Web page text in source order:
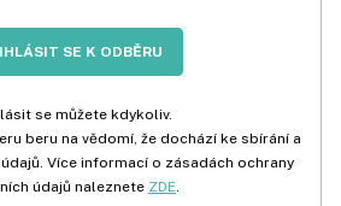
SE K ODBĚRU
se můžete kdykoliv.
beru na vědomí, že dochází ke sbírání a
Více informací o zásadách ochrany
údajů naleznete ZDE.